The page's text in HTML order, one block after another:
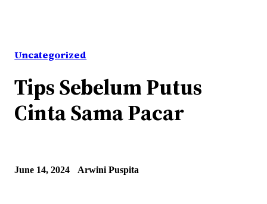
Uncategorized
Tips Sebelum Putus
Cinta Sama Pacar
June 14, 2024 Arwini Puspita